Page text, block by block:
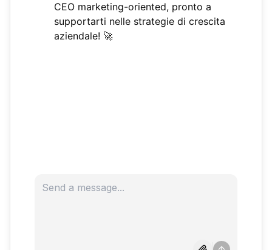
CEO marketing-oriented, pronto a
supportarti nelle strategie di crescita
aziendale! 🚀